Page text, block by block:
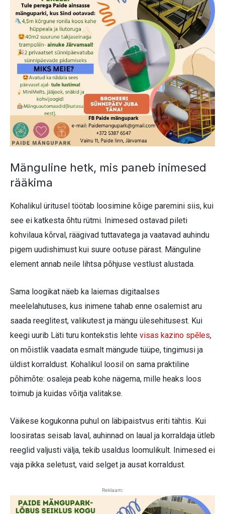
Mänguline hetk, mis paneb inimesed
rääkima
Kohalikul üritusel töötab loosimine kõige paremini siis, kui
see ei katkesta õhtu rütmi. Inimesed ostavad pileti
kohvilaua kõrval, räägivad tuttavatega ja vaatavad auhindu
pigem uudishimust kui suure ootuse pärast. Mänguline
element annab neile lihtsa põhjuse vestlust alustada.
Sama loogikat näeb ka laiemas digitaalses
meelelahutuses, kus inimene tahab enne osalemist aru
saada reeglitest, valikutest ja mängu ülesehitusest. Kui
keegi uurib Läti turu kontekstis lehte visas kazino spēles,
on mõistlik vaadata esmalt mängude tüüpe, tingimusi ja
üldist korraldust. Kohalikul loosil on sama praktiline
põhimõte: osaleja peab kohe nägema, mille heaks loos
toimub ja kuidas võitja valitakse.
Väikese kogukonna puhul on läbipaistvus eriti tähtis. Kui
loosiratas seisab laval, auhinnad on laual ja korraldaja ütleb
reeglid valjusti välja, tekib usaldus loomulikult. Inimesed ei
vaja pikka seletust, vaid selget ja ausat korraldust.
Reklaam: